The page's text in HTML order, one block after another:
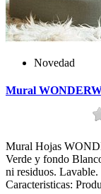
Novedad
Mural
Mural Hojas
Verde y fondo
ni residuos.
Caracteristicas: